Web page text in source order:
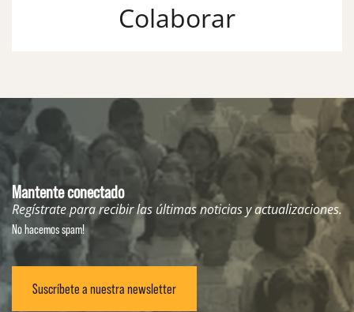
Colaborar
Mantente conectado
Regístrate para recibir las últimas noticias y actualizaciones.
No hacemos spam!
Suscríbete a nuestra newsletter